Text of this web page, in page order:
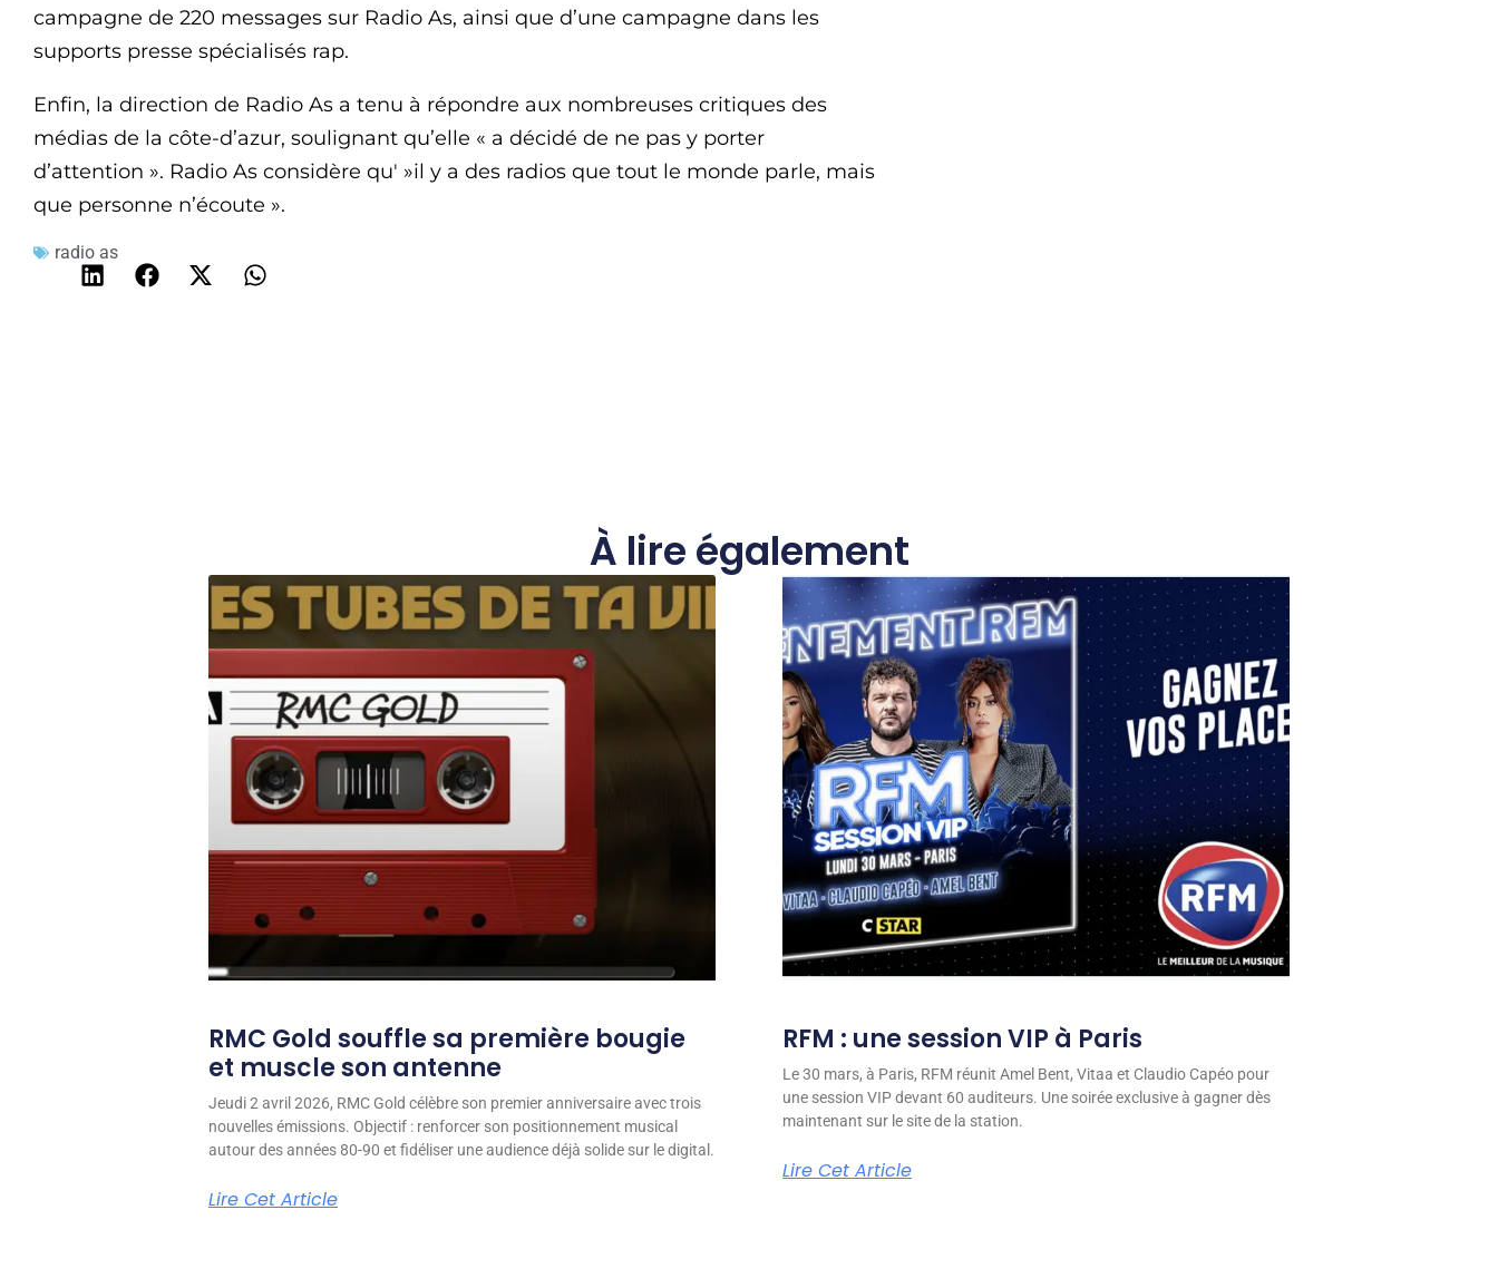
campagne de 220 messages sur Radio As, ainsi que d’une campagne dans les
supports presse spécialisés rap.
Enfin, la direction de Radio As a tenu à répondre aux nombreuses critiques des
médias de la côte-d’azur, soulignant qu’elle « a décidé de ne pas y porter
d’attention ». Radio As considère qu' »il y a des radios que tout le monde parle, mais
que personne n’écoute ».
radio as
À lire également
RMC Gold souffle sa première bougie
et muscle son antenne
Jeudi 2 avril 2026, RMC Gold célèbre son premier anniversaire avec trois
nouvelles émissions. Objectif : renforcer son positionnement musical
autour des années 80-90 et fidéliser une audience déjà solide sur le digital.
Lire Cet Article
RFM : une session VIP à Paris
Le 30 mars, à Paris, RFM réunit Amel Bent, Vitaa et Claudio Capéo pour
une session VIP devant 60 auditeurs. Une soirée exclusive à gagner dès
maintenant sur le site de la station.
Lire Cet Article